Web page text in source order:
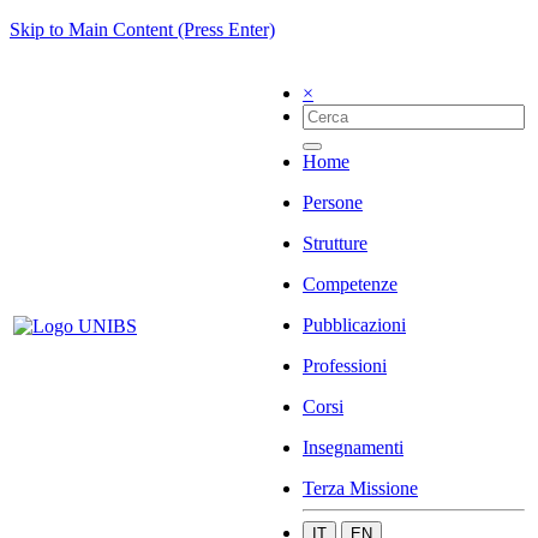
Skip to Main Content (Press Enter)
×
Home
Persone
Strutture
Competenze
Pubblicazioni
Professioni
Corsi
Insegnamenti
Terza Missione
IT EN